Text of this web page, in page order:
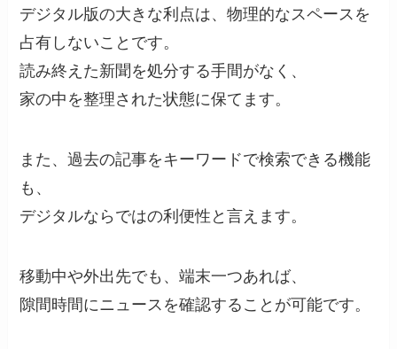
デジタル版の大きな利点は、物理的なスペースを
占有しないことです。
読み終えた新聞を処分する手間がなく、
家の中を整理された状態に保てます。
また、過去の記事をキーワードで検索できる機能
も、
デジタルならではの利便性と言えます。
移動中や外出先でも、端末一つあれば、
隙間時間にニュースを確認することが可能です。